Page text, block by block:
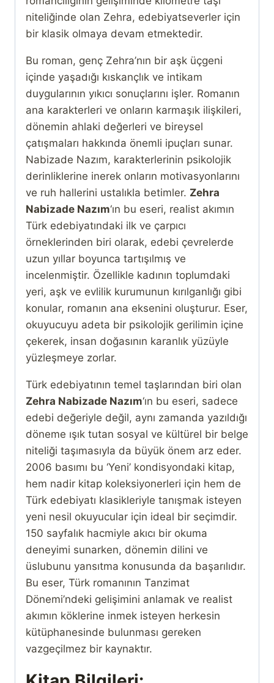
niteliğinde olan Zehra, edebiyatseverler için
bir klasik olmaya devam etmektedir.
Bu roman, genç Zehra’nın bir aşk üçgeni
içinde yaşadığı kıskançlık ve intikam
duygularının yıkıcı sonuçlarını işler. Romanın
ana karakterleri ve onların karmaşık ilişkileri,
dönemin ahlaki değerleri ve bireysel
çatışmaları hakkında önemli ipuçları sunar.
Nabizade Nazım, karakterlerinin psikolojik
derinliklerine inerek onların motivasyonlarını
ve ruh hallerini ustalıkla betimler. Zehra
Nabizade Nazım‘ın bu eseri, realist akımın
Türk edebiyatındaki ilk ve çarpıcı
örneklerinden biri olarak, edebi çevrelerde
uzun yıllar boyunca tartışılmış ve
incelenmiştir. Özellikle kadının toplumdaki
yeri, aşk ve evlilik kurumunun kırılganlığı gibi
konular, romanın ana eksenini oluşturur. Eser,
okuyucuyu adeta bir psikolojik gerilimin içine
çekerek, insan doğasının karanlık yüzüyle
yüzleşmeye zorlar.
Türk edebiyatının temel taşlarından biri olan
Zehra Nabizade Nazım‘ın bu eseri, sadece
edebi değeriyle değil, aynı zamanda yazıldığı
döneme ışık tutan sosyal ve kültürel bir belge
niteliği taşımasıyla da büyük önem arz eder.
2006 basımı bu ‘Yeni’ kondisyondaki kitap,
hem nadir kitap koleksiyonerleri için hem de
Türk edebiyatı klasikleriyle tanışmak isteyen
yeni nesil okuyucular için ideal bir seçimdir.
150 sayfalık hacmiyle akıcı bir okuma
deneyimi sunarken, dönemin dilini ve
üslubunu yansıtma konusunda da başarılıdır.
Bu eser, Türk romanının Tanzimat
Dönemi’ndeki gelişimini anlamak ve realist
akımın köklerine inmek isteyen herkesin
kütüphanesinde bulunması gereken
vazgeçilmez bir kaynaktır.